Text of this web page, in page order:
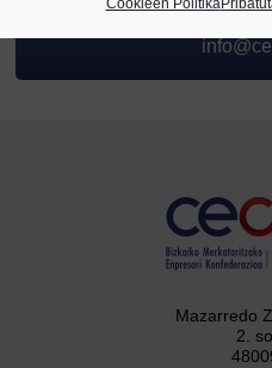
Cookieen Politika
94
Mazarredo
2.